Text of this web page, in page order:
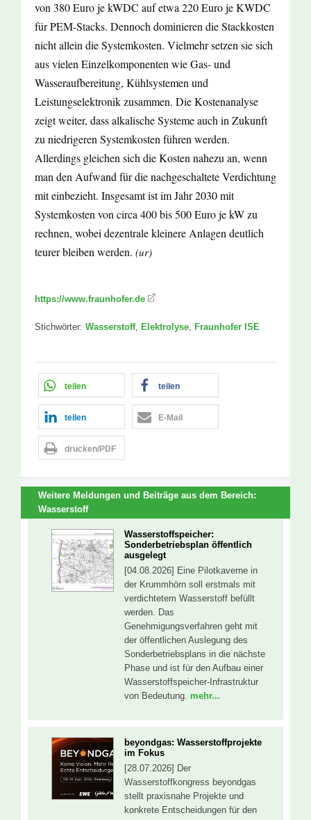
von 380 Euro je kWDC auf etwa 220 Euro je KWDC
für PEM-Stacks. Dennoch dominieren die Stackkosten
nicht allein die Systemkosten. Vielmehr setzen sie sich
aus vielen Einzelkomponenten wie Gas- und
Wasseraufbereitung, Kühlsystemen und
Leistungselektronik zusammen. Die Kostenanalyse
zeigt weiter, dass alkalische Systeme auch in Zukunft
zu niedrigeren Systemkosten führen werden.
Allerdings gleichen sich die Kosten nahezu an, wenn
man den Aufwand für die nachgeschaltete Verdichtung
mit einbezieht. Insgesamt ist im Jahr 2030 mit
Systemkosten von circa 400 bis 500 Euro je kW zu
rechnen, wobei dezentrale kleinere Anlagen deutlich
teurer bleiben werden. (ur)
https://www.fraunhofer.de
Stichwörter: Wasserstoff, Elektrolyse Fraunhofer ISE
teilen teilen
teilen E-Mail
drucken/PDF
Weitere Meldungen und Beiträge aus dem Bereich:
Wasserstoff
Wasserstoffspeicher:
Sonderbetriebsplan öffentlich
ausgelegt
[04.08.2026] Eine Pilotkaverne in
der Krummhörn soll erstmals mit
verdichtetem Wasserstoff befüllt
werden. Das
Genehmigungsverfahren geht mit
der öffentlichen Auslegung des
Sonderbetriebsplans in die nächste
Phase und ist für den Aufbau einer
Wasserstoffspeicher-Infrastruktur
von Bedeutung. mehr...
beyondgas: Wasserstoffprojekte
im Fokus
[28.07.2026] Der
Wasserstoffkongress beyondgas
stellt praxisnahe Projekte und
konkrete Entscheidungen für den